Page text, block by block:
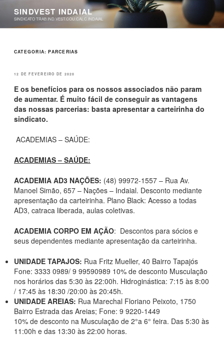
paraSINDVEST INDAIAL
SINDICATO TRAB.IND.VEST.COU.CALC.INDAIAL
CATEGORIA:PARCERIAS
PUBLICADO
12 DE FEVEREIRO DE 2020
E os benefícios para os nossos associados não param
de aumentar. É muito fácil de conseguir as vantagens
das nossas parcerias: basta apresentar a carteirinha do
sindicato.
ACADEMIAS – SAÚDE:
ACADEMIAS – SAÚDE:
ACADEMIA AD3 NAÇÕES: (48) 99972-1557 – Rua Av.
Manoel Simão, 657 – Nações – Indaial. Desconto mediante
apresentação da carteirinha. Plano Black: Acesso a todas
AD3, catraca liberada, aulas coletivas.
ACADEMIA CORPO EM AÇÃO: Descontos para sócios e
seus dependentes mediante apresentação da carteirinha.
UNIDADE TAPAJOS: Rua Fritz Mueller, 40 Bairro Tapajós
Fone: 3333 0989/ 9 99590989 10% de desconto Musculação
nos horários das 5:30 às 22:00h. Hidroginástica: 7:15 às 8:00
/ 17:45 às 18:30 /20:00 às 20:45h.
UNIDADE AREIAS: Rua Marechal Floriano Peixoto, 1750
Bairro Estrada das Areias; Fone: 9 9220-1449
10% de desconto na Musculação de 2°a 6° feira. Das 5:30 às
11:00h e das 13:30 às 22:00 horas.